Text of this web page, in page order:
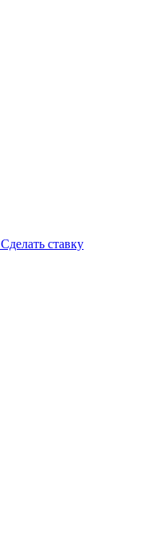
Сделать ставку